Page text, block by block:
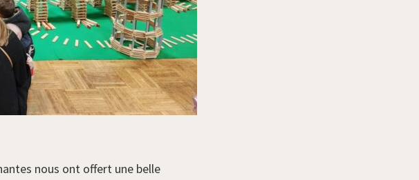
nous ont offert une belle